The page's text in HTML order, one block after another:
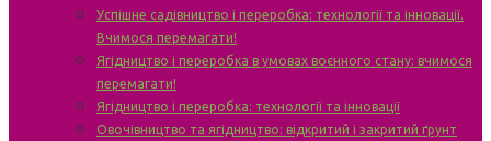
Успішне садівництво і переробка: технології та інновації.
Вчимося перемагати!
Ягідництво і переробка в умовах воєнного стану: вчимося
перемагати!
Ягідництво і переробка: технології та інновації
Овочівництво та ягідництво: відкритий і закритий ґрунт